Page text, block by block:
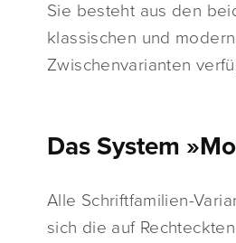
Sie besteht aus den
klassischen und
Zwischenvarianten
Das System
Alle Schriftfamilien-
sich die auf